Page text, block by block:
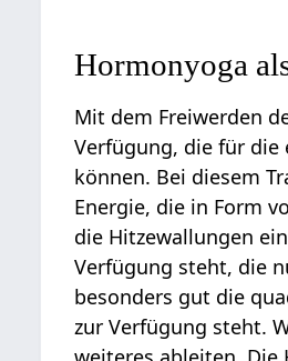
Hormonyoga
Mit dem Freiwerden
Verfügung, die für die
können. Bei diesem
Energie, die in Form
die Hitzewallungen
Verfügung steht, die
besonders gut die
zur Verfügung steht.